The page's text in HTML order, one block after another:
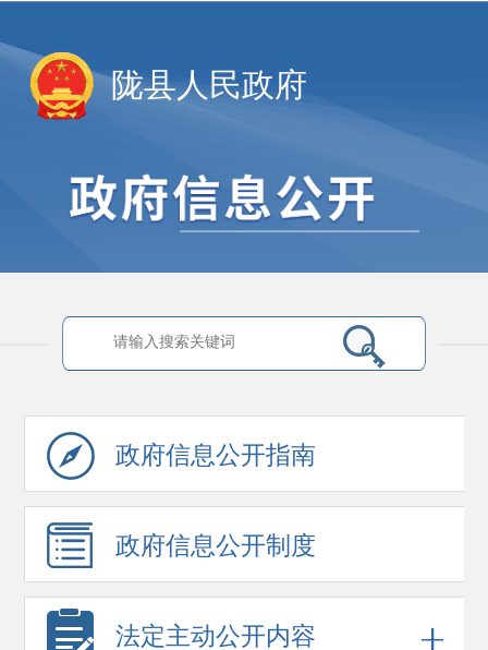
陇县人民政府
政府信息公开指南
政府信息公开制度
法定主动公开内容